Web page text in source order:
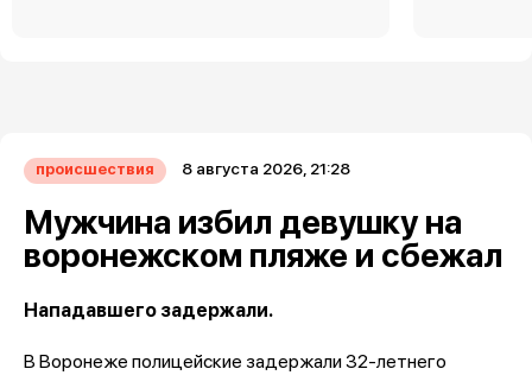
происшествия 8 августа 2026, 21:28
Мужчина избил девушку на
воронежском пляже и сбежал
Нападавшего задержали.
В Воронеже полицейские задержали 32-летнего